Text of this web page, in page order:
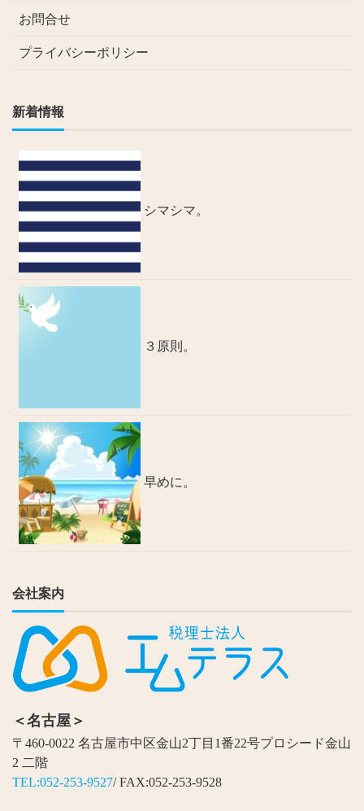
お問合せ
プライバシーポリシー
新着情報
シマシマ。
３原則。
早めに。
会社案内
＜名古屋＞
〒460-0022 名古屋市中区金山2丁目1番22号プロシード金山
2 二階
TEL:052-253-9527/ FAX:052-253-9528